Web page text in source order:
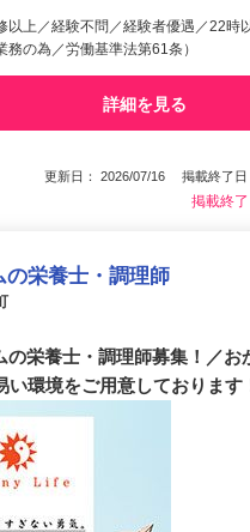
以上／経験不問／経験者優遇／22時
務の為／労働基準法第61条）
詳細を見る
更新日： 2026/07/16 掲載終了日
掲載終
の栄養士・調理師
の栄養士・調理師募集！／お
い環境をご用意しております